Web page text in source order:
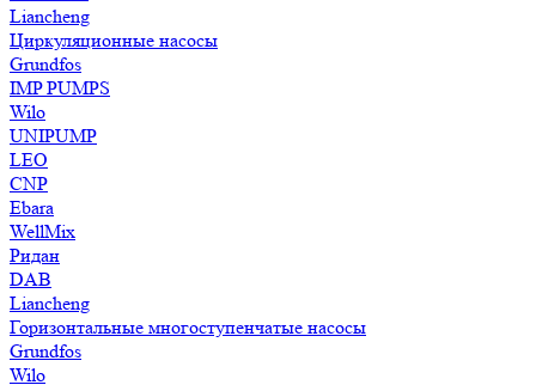
Liancheng
Циркуляционные насосы
Grundfos
IMP PUMPS
Wilo
UNIPUMP
LEO
CNP
Ebara
WellMix
Ридан
DAB
Liancheng
Горизонтальные многоступенчатые насосы
Grundfos
Wilo